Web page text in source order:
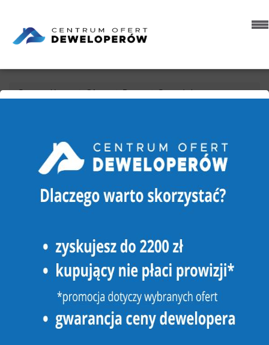
Strona główna Oferty Domy
Sprzedaż
SZYDŁOWO (GW), SZYDŁOWO